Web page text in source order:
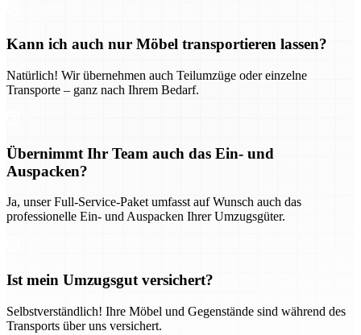
Kann ich auch nur Möbel transportieren lassen?
Natürlich! Wir übernehmen auch Teilumzüge oder einzelne
Transporte – ganz nach Ihrem Bedarf.
Übernimmt Ihr Team auch das Ein- und
Auspacken?
Ja, unser Full-Service-Paket umfasst auf Wunsch auch das
professionelle Ein- und Auspacken Ihrer Umzugsgüter.
Ist mein Umzugsgut versichert?
Selbstverständlich! Ihre Möbel und Gegenstände sind während des
Transports über uns versichert.